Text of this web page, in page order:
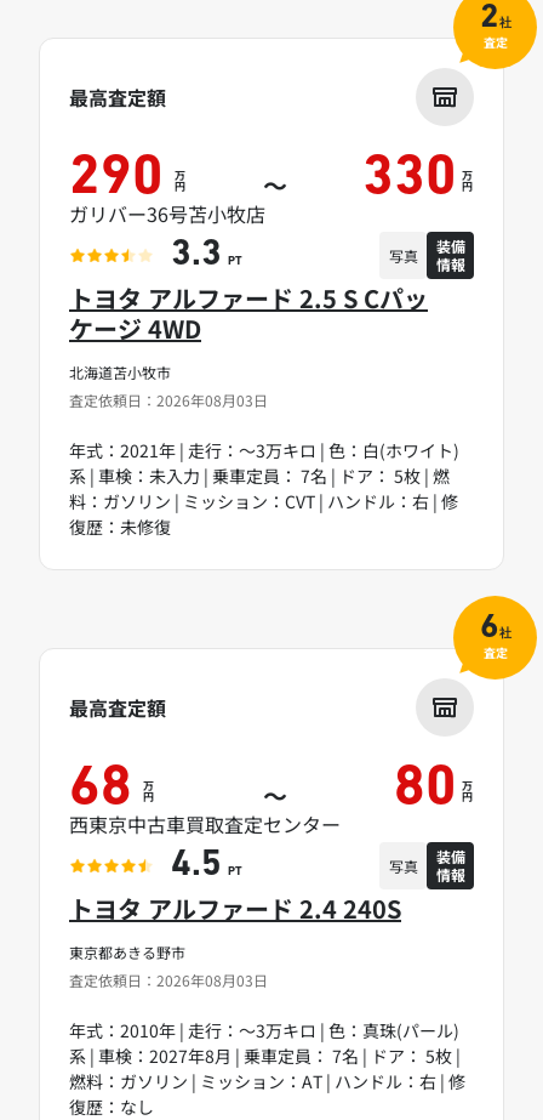
北海道苫小牧市
査定依頼日：2026年08月03日
トヨタ アルファード 2.5 S Cパッ
ケージ 4WD
年式：2021年 | 走行：～3万キロ | 色：白(ホワイト)
系 | 車検：未入力 | 乗車定員： 7名 | ドア： 5枚 | 燃
料：ガソリン | ミッション：CVT | ハンドル：右 | 修
復歴：未修復
最高査定額
290 万
円 ～ 330 万
円
ガリバー36号苫小牧店
3.3 PT 写真
装備
情報
2社
査定
東京都あきる野市
査定依頼日：2026年08月03日
トヨタ アルファード 2.4 240S
年式：2010年 | 走行：～3万キロ | 色：真珠(パール)
系 | 車検：2027年8月 | 乗車定員： 7名 | ドア： 5枚 |
燃料：ガソリン | ミッション：AT | ハンドル：右 | 修
復歴：なし
最高査定額
68 万
円 ～ 80 万
円
西東京中古車買取査定センター
4.5 PT 写真
装備
情報
6社
査定